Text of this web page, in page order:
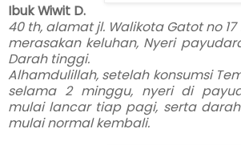
Ibuk Wiwit D.
40 th, alamat jl. Walikota Gatot no 17
merasakan keluhan, Nyeri
Darah tinggi.
Alhamdulillah, setelah konsumsi
selama 2 minggu, nyeri di
mulai lancar tiap pagi, serta
mulai normal kembali.